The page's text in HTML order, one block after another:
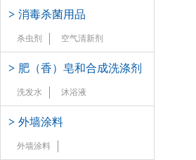
> 消毒杀菌用品
杀虫剂 空气清新剂
> 肥（香）皂和合成洗涤剂
洗发水 沐浴液
> 外墙涂料
外墙涂料